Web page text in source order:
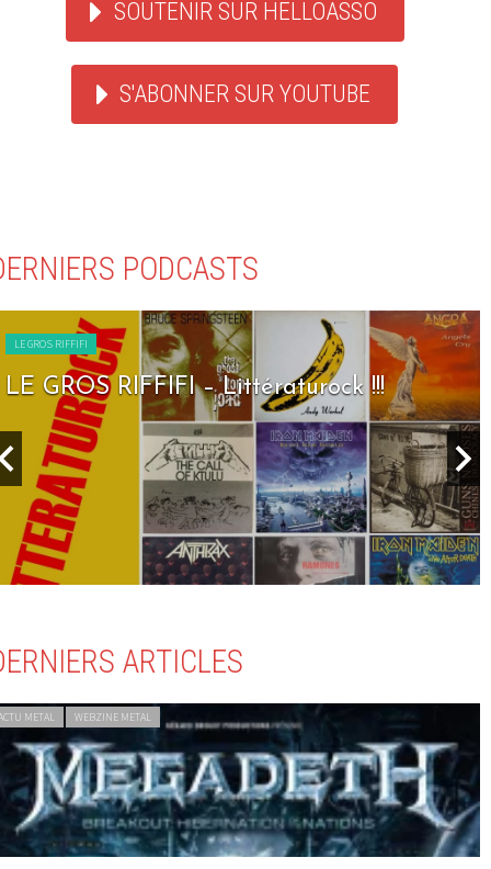
SOUTENIR SUR HELLOASSO
S'ABONNER SUR YOUTUBE
PODCASTS
LE GROS RIFFIFI
LE GROS RIFFIFI – Littératurock !!!
ARTICLES
METAL WEBZINE METAL